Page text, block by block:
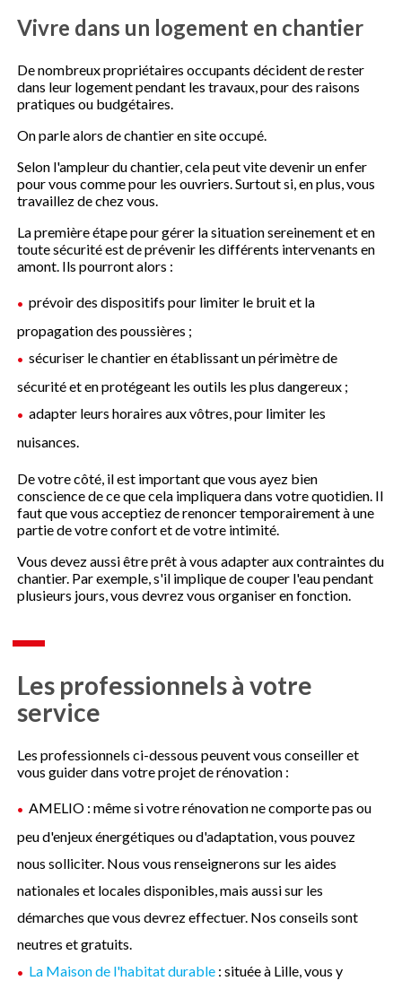
Vivre dans un logement en chantier
De nombreux propriétaires occupants décident de rester
dans leur logement pendant les travaux, pour des raisons
pratiques ou budgétaires.
On parle alors de chantier en site occupé.
Selon l'ampleur du chantier, cela peut vite devenir un enfer
pour vous comme pour les ouvriers. Surtout si, en plus, vous
travaillez de chez vous.
La première étape pour gérer la situation sereinement et en
toute sécurité est de prévenir les différents intervenants en
amont. Ils pourront alors :
prévoir des dispositifs pour limiter le bruit et la
propagation des poussières ;
sécuriser le chantier en établissant un périmètre de
sécurité et en protégeant les outils les plus dangereux ;
adapter leurs horaires aux vôtres, pour limiter les
nuisances.
De votre côté, il est important que vous ayez bien
conscience de ce que cela impliquera dans votre quotidien. Il
faut que vous acceptiez de renoncer temporairement à une
partie de votre confort et de votre intimité.
Vous devez aussi être prêt à vous adapter aux contraintes du
chantier. Par exemple, s'il implique de couper l'eau pendant
plusieurs jours, vous devrez vous organiser en fonction.
Les professionnels à votre
service
Les professionnels ci-dessous peuvent vous conseiller et
vous guider dans votre projet de rénovation :
AMELIO : même si votre rénovation ne comporte pas ou
peu d'enjeux énergétiques ou d'adaptation, vous pouvez
nous solliciter. Nous vous renseignerons sur les aides
nationales et locales disponibles, mais aussi sur les
démarches que vous devrez effectuer. Nos conseils sont
neutres et gratuits.
La Maison de l'habitat durable : située à Lille, vous y